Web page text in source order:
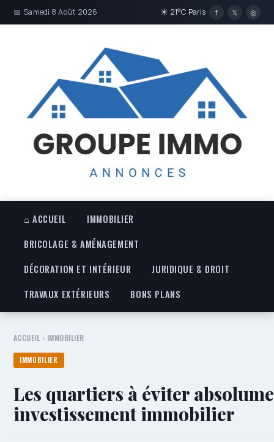
📅 Samedi 8 Août 2026 ☀ 21°C Paris f 𝕏 ◎
⌂ ACCUEIL
IMMOBILIER
BRICOLAGE & AMÉNAGEMENT
DÉCORATION ET INTÉRIEUR
JURIDIQUE & DROIT
TRAVAUX EXTÉRIEURS
BONS PLANS
ACCUEIL › IMMOBILIER
IMMOBILIER
Les quartiers à éviter
investissement immobilier